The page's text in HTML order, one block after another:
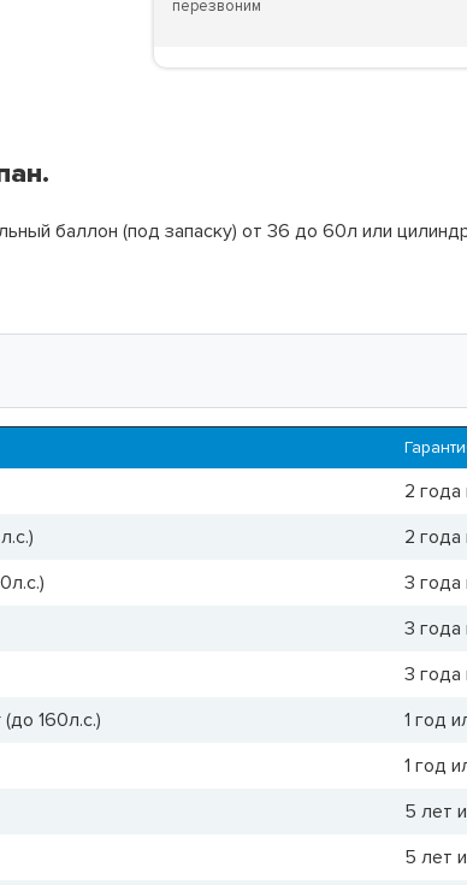
перезвоним
баллон (под запаску) от 36 до 60л или
2
2
3 года
3 года
3 года
160л.с.)
1 год
1 год
5 лет
5 лет